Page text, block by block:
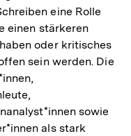
eine Rolle
einen stärkeren
oder kritisches
sein werden. Die
sowie
als stark